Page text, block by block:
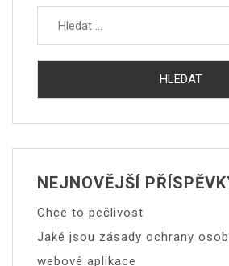
NEJNOVĚJŠÍ
Chce to pečlivost
Jaké jsou zásady ochrany
webové aplikace